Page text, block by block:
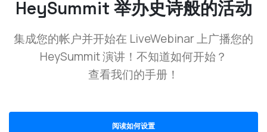
HeySummit 举办史诗般的活动
集成您的帐户并开始在 LiveWebinar 上广播您的
HeySummit 演讲！不知道如何开始？
查看我们的手册！
阅读如何设置